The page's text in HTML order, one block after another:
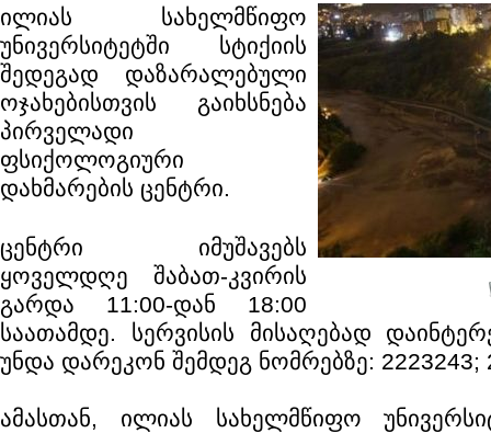
ილიას სახელმწიფო
უნივერსიტეტში სტიქიის
შედეგად დაზარალებული
ოჯახებისთვის გაიხსნება
პირველადი
ფსიქოლოგიური
დახმარების ცენტრი.
ცენტრი იმუშავებს
ყოველდღე შაბათ-კვირის
გარდა 11:00-დან 18:00
საათამდე. სერვისის მისაღებად
უნდა დარეკონ შემდეგ ნომრებზე: 2223243;
ამასთან, ილიას სახელმწიფო